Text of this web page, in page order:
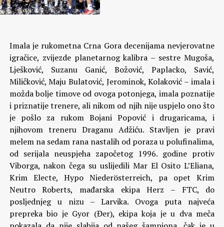
Imala je rukometna Crna Gora decenijama nevjerovatne
igračice, zvijezde planetarnog kalibra – sestre Mugoša,
Lješković, Suzanu Ganić, Božović, Paplacko, Savić,
Miličković, Maju Bulatović, Jerominok, Kolaković – imala i
možda bolje timove od ovoga potonjega, imala poznatije
i priznatije trenere, ali nikom od njih nije uspjelo ono što
je pošlo za rukom Bojani Popović i drugaricama, i
njihovom treneru Draganu Adžiću. Stavljen je pravi
melem na sedam rana nastalih od poraza u polufinalima,
od serijala neuspjeha započetog 1996. godine protiv
Viborga, nakon čega su uslijedili Mar El Osito L’Eliana,
Krim Electe, Hypo Niederösterreich, pa opet Krim
Neutro Roberts, mađarska ekipa Herz – FTC, do
posljednjeg u nizu – Larvika. Ovoga puta najveća
prepreka bio je Gyor (Đer), ekipa koja je u dva meča